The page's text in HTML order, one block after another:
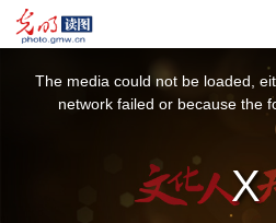
The media could not be loaded,
network failed or because the